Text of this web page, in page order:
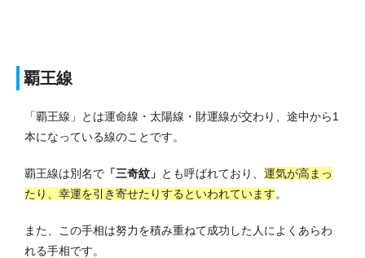
覇王線
「覇王線」とは運命線・太陽線・財運線が交わり、途中から1
本になっている線のことです。
覇王線は別名で 「三奇紋」 とも呼ばれており、 運気が高まっ
たり、幸運を引き寄せたりするといわれています。
また、この手相は努力を積み重ねて成功した人によくあらわ
れる手相です。